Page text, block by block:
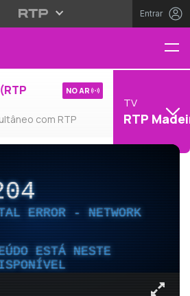
Entrar
com RTP
NO AR
TV
RTP
ERROR - NETWORK
ESTÁ NESTE